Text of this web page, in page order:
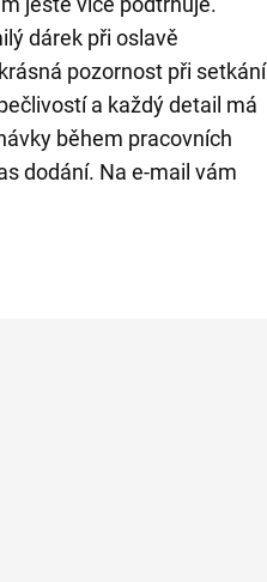
dárek při oslavě
pozornost při setkání
a každý detail má
během pracovních
dodání. Na e-mail vám